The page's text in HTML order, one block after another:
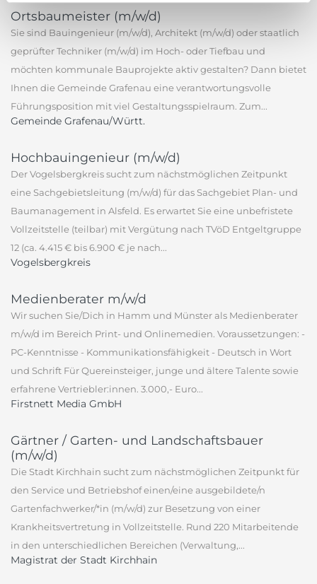
Ortsbaumeister (m/w/d)
Sie sind Bauingenieur (m/w/d), Architekt (m/w/d) oder staatlich
geprüfter Techniker (m/w/d) im Hoch- oder Tiefbau und
möchten kommunale Bauprojekte aktiv gestalten? Dann bietet
Ihnen die Gemeinde Grafenau eine verantwortungsvolle
Führungsposition mit viel Gestaltungsspielraum. Zum...
Gemeinde Grafenau/Württ.
Hochbauingenieur (m/w/d)
Der Vogelsbergkreis sucht zum nächstmöglichen Zeitpunkt
eine Sachgebietsleitung (m/w/d) für das Sachgebiet Plan- und
Baumanagement in Alsfeld. Es erwartet Sie eine unbefristete
Vollzeitstelle (teilbar) mit Vergütung nach TVöD Entgeltgruppe
12 (ca. 4.415 € bis 6.900 € je nach...
Vogelsbergkreis
Medienberater m/w/d
Wir suchen Sie/Dich in Hamm und Münster als Medienberater
m/w/d im Bereich Print- und Onlinemedien. Voraussetzungen: -
PC-Kenntnisse - Kommunikationsfähigkeit - Deutsch in Wort
und Schrift Für Quereinsteiger, junge und ältere Talente sowie
erfahrene Vertriebler:innen. 3.000,- Euro...
Firstnett Media GmbH
Gärtner / Garten- und Landschaftsbauer
(m/w/d)
Die Stadt Kirchhain sucht zum nächstmöglichen Zeitpunkt für
den Service und Betriebshof einen/eine ausgebildete/n
Gartenfachwerker/*in (m/w/d) zur Besetzung von einer
Krankheitsvertretung in Vollzeitstelle. Rund 220 Mitarbeitende
in den unterschiedlichen Bereichen (Verwaltung,...
Magistrat der Stadt Kirchhain